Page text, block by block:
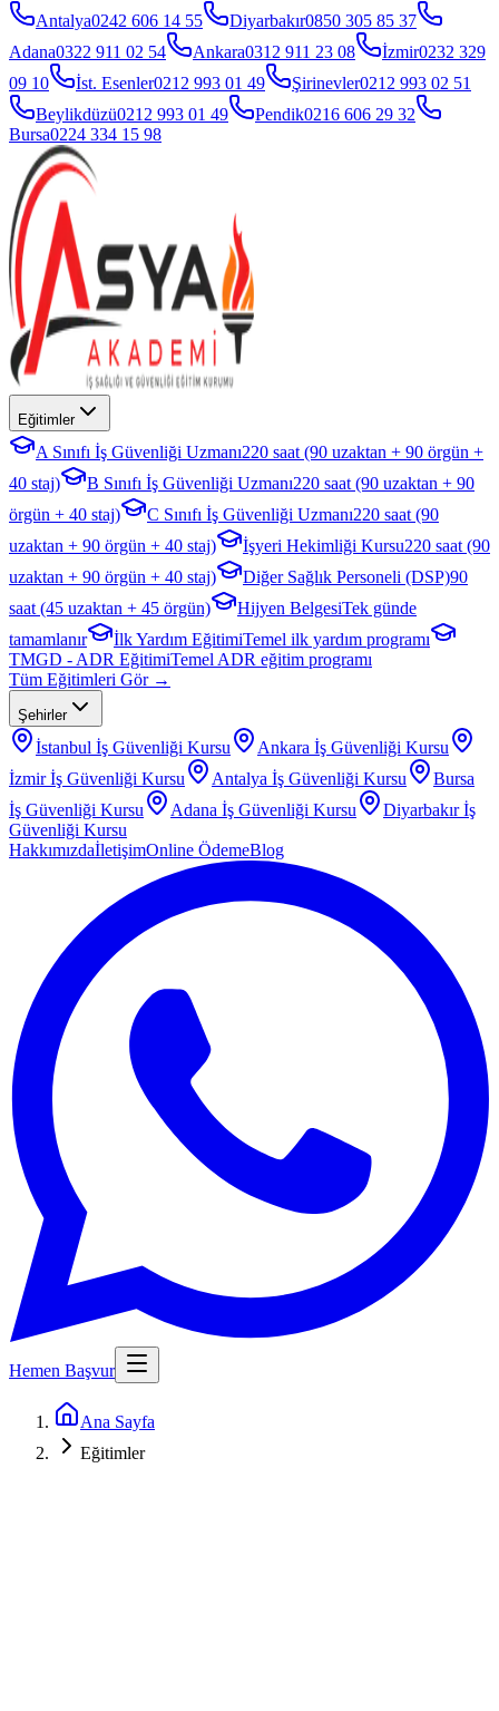
Antalya0242 606 14 55 Diyarbakır0850 305 85 37
Adana0322 911 02 54 Ankara0312 911 23 08 İzmir0232 329
09 10
İst. Esenler0212 993 01 49 Şirinevler0212 993 02 51
Beylikdüzü0212 993 01 49 Pendik0216 606 29 32
Bursa0224 334 15 98
Eğitimler
A Sınıfı İş Güvenliği Uzmanı220 saat (90 uzaktan + 90 örgün +
40 staj)
B Sınıfı İş Güvenliği Uzmanı220 saat (90 uzaktan + 90
örgün + 40 staj)
C Sınıfı İş Güvenliği Uzmanı220 saat (90
uzaktan + 90 örgün + 40 staj)
İşyeri Hekimliği Kursu220 saat (90
uzaktan + 90 örgün + 40 staj)
Diğer Sağlık Personeli (DSP)90
saat (45 uzaktan + 45 örgün)
Hijyen BelgesiTek günde
tamamlanır
İlk Yardım EğitimiTemel ilk yardım programı
TMGD - ADR EğitimiTemel ADR eğitim programı
Tüm Eğitimleri Gör →
Şehirler
İstanbul İş Güvenliği Kursu Ankara İş Güvenliği Kursu
İzmirİş Güvenliği Kursu Antalya İş Güvenliği Kursu
Bursa
İş Güvenliği Kursu
Adana İş Güvenliği Kursu Diyarbakırİş
Güvenliği Kursu
HakkımızdaİletişimOnline ÖdemeBlog
Hemen Başvur
Ana Sayfa
Eğitimler